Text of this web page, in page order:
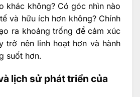
khác không? Có góc nhìn nào
và hữu ích hơn không? Chính
ra khoảng trống để cảm xúc
trở nên linh hoạt hơn và hành
suốt hơn.
lịch sử phát triển của